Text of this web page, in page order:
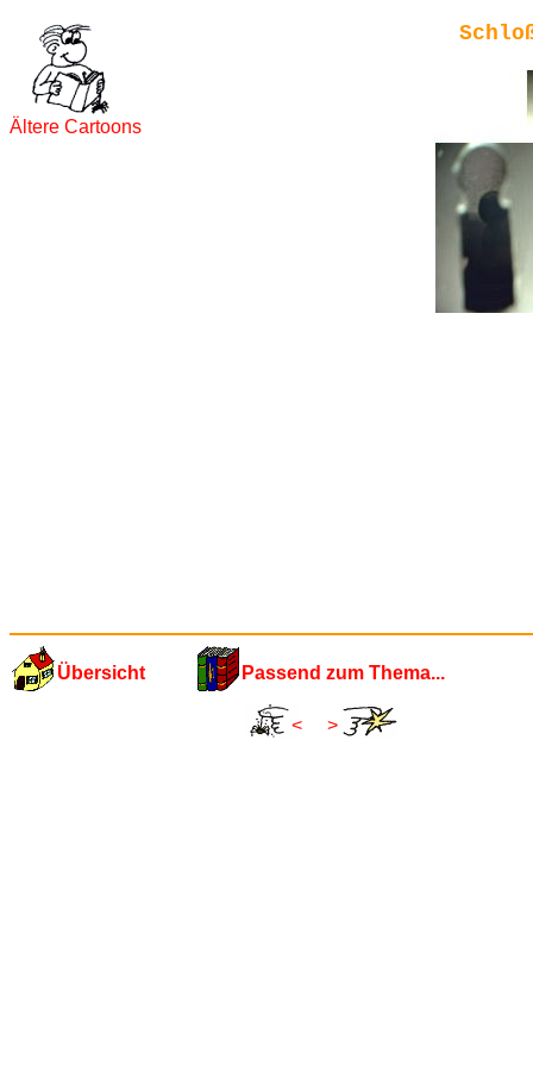
Ältere Cartoons
Übersicht Passend zum Thema...
< >